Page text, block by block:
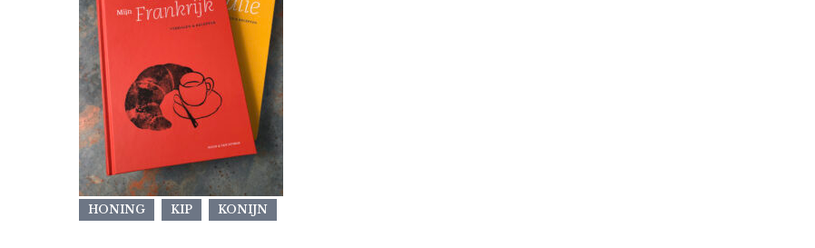
HONING KIP KONIJN